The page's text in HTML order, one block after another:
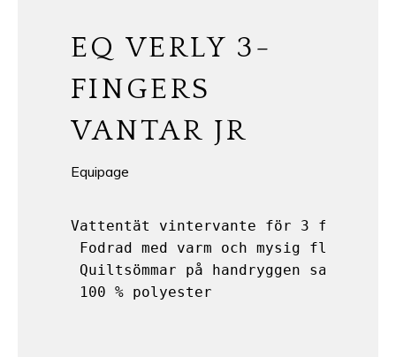
EQ VERLY 3-
FINGERS
VANTAR JR
Equipage
Vattentät vintervante för 3 fingrar
Fodrad med varm och mysig fleece
Quiltsömmar på handryggen samt
100 % polyester